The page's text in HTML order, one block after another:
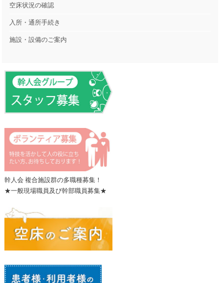
空床状況の確認
入所・通所手続き
施設・設備のご案内
幹人会 複合施設群の多職種募集！
★一般現場職員及び幹部職員募集★